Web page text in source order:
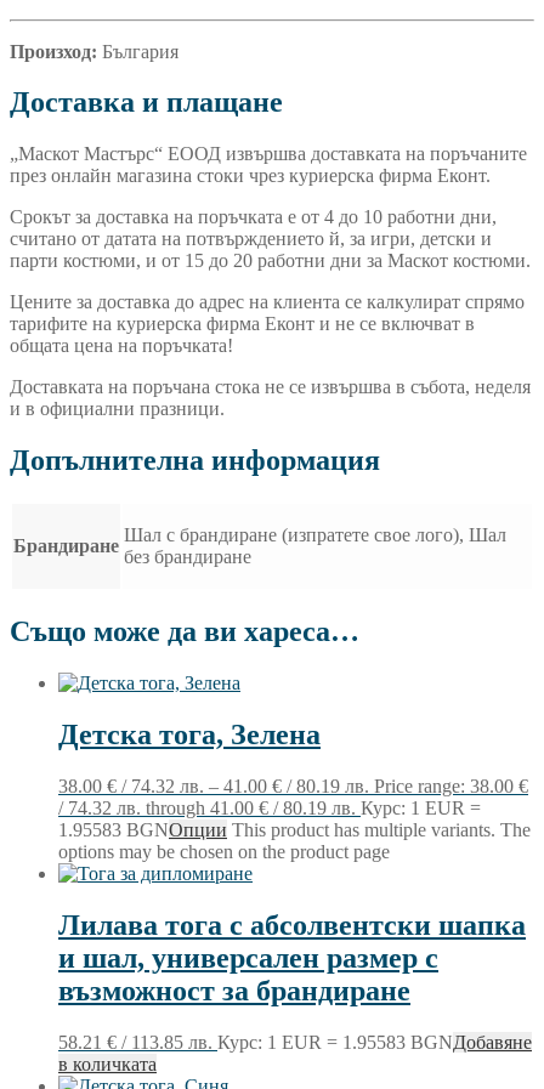
Произход: България
Доставка и плащане
„Маскот Мастърс“ ЕООД извършва доставката на поръчаните
през онлайн магазина стоки чрез куриерска фирма Еконт.
Срокът за доставка на поръчката е от 4 до 10 работни дни,
считано от датата на потвърждението й, за игри, детски и
парти костюми, и от 15 до 20 работни дни за Маскот костюми.
Цените за доставка до адрес на клиента се калкулират спрямо
тарифите на куриерска фирма Еконт и не се включват в
общата цена на поръчката!
Доставката на поръчана стока не се извършва в събота, неделя
и в официални празници.
Допълнителна информация
Брандиране
Шал с брандиране (изпратете свое лого), Шал
без брандиране
Също може да ви хареса…
Детска тога, Зелена
38.00 € / 74.32 лв. – 41.00 € / 80.19 лв. Price range: 38.00 €
/ 74.32 лв. through 41.00 € / 80.19 лв. Курс: 1 EUR =
1.95583 BGNОпции This product has multiple variants. The
options may be chosen on the product page
Лилава тога с абсолвентски шапка
и шал, универсален размер с
възможност за брандиране
58.21 € / 113.85 лв. Курс: 1 EUR = 1.95583 BGNДобавяне
в количката